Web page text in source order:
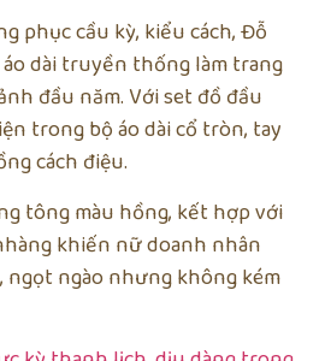
phục cầu kỳ, kiểu cách, Đỗ
dài truyền thống làm trang
đầu năm. Với set đồ đầu
trong bộ áo dài cổ tròn, tay
cách điệu.
tông màu hồng, kết hợp với
khiến nữ doanh nhân
ngọt ngào nhưng không kém